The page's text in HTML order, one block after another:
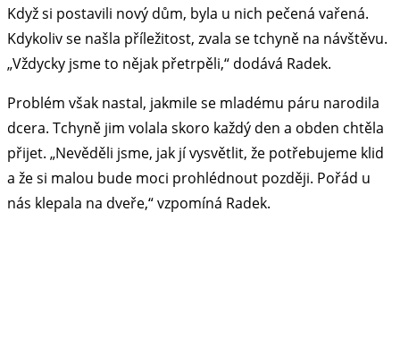
Když si postavili nový dům, byla u nich pečená vařená.
Kdykoliv se našla příležitost, zvala se tchyně na návštěvu.
„Vždycky jsme to nějak přetrpěli,“ dodává Radek.
Problém však nastal, jakmile se mladému páru narodila
dcera. Tchyně jim volala skoro každý den a obden chtěla
přijet. „Nevěděli jsme, jak jí vysvětlit, že potřebujeme klid
a že si malou bude moci prohlédnout později. Pořád u
nás klepala na dveře,“ vzpomíná Radek.